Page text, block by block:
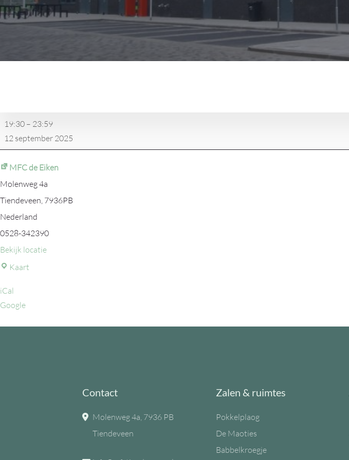
Ome
Dries
2
19:30 – 23:59
12 september 2025
MFC de Eiken
Molenweg 4a
Tiendeveen, 7936PB
Nederland
0528-342390
Bekijk locatie
Kaart
iCal
Google
Contact
Molenweg 4a, 7936 PB
Tiendeveen
Zalen & ruimtes
Pokkelplaog
De Maoties
Babbelkroegje